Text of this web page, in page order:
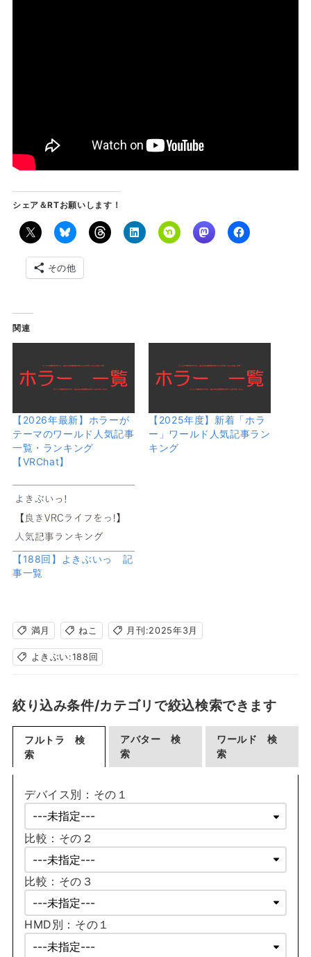
シェア＆RTお願いします！
その他
関連
【2026年最新】ホラーが
テーマのワールド人気記事
一覧・ランキング
【VRChat】
【2025年度】新着「ホラ
ー」ワールド人気記事ラン
キング
【188回】よきぶいっ 記
事一覧
満月 ねこ 月刊:2025年3月
よきぶい:188回
絞り込み条件/カテゴリで絞込検索できます
フルトラ 検
索
アバター 検
索
ワールド 検
索
デバイス別：その１
比較：その２
比較：その３
HMD別：その１